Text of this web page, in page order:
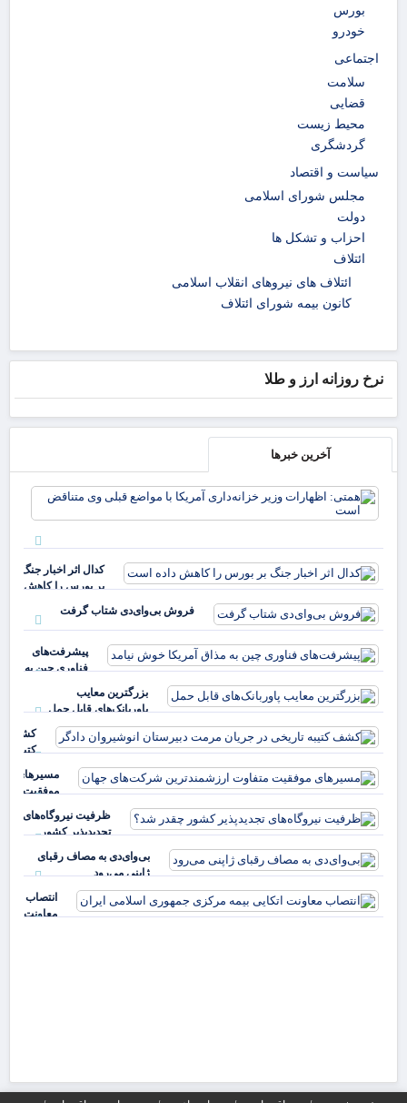
بورس
خودرو
اجتماعی
سلامت
قضایی
محیط زیست
گردشگری
سیاست و اقتصاد
مجلس شورای اسلامی
دولت
احزاب و تشکل ها
ائتلاف
ائتلاف های نیروهای انقلاب اسلامی
کانون بیمه شورای ائتلاف
نرخ روزانه ارز و طلا
آخرین خبرها
کدال اثر اخبار جنگ
بر بورس را کاهش
داده است
فروش بی‌وای‌دی شتاب گرفت
پیشرفت‌های
فناوری چین به
خوش نیام
بزرگترین معایب
پاوربانک‌های قابل حمل
کشف
کتیبه
جریان
مرمت
انوشی
مسیرهای
موفقیت
متفاوت
ارزشمندترین
شرکت‌های
ظرفیت نیروگاه‌های
تجدیدپذیر کشور
بی‌وای‌دی به مصاف رقبای
ژاپنی می‌رود
انتصاب
معاونت